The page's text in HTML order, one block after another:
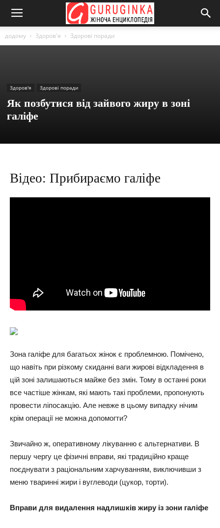
додому Здоров'я Здорові поради
Здоров'я Здорові поради
Як позбутися від зайвого жиру в зоні
галіфе
Відео: Прибираємо галіфе
Зона галіфе для багатьох жінок є проблемною. Помічено,
що навіть при різкому скиданні ваги жирові відкладення в
цій зоні залишаються майже без змін. Тому в останні роки
все частіше жінкам, які мають такі проблеми, пропонують
провести ліпосакцію. Але невже в цьому випадку нічим
крім операції не можна допомогти?
Звичайно ж, оперативному лікуванню є альтернативи. В
першу чергу це фізичні вправи, які традиційно краще
поєднувати з раціональним харчуванням, виключивши з
меню тваринні жири і вуглеводи (цукор, торти).
Вправи для видалення надлишків жиру із зони галіфе